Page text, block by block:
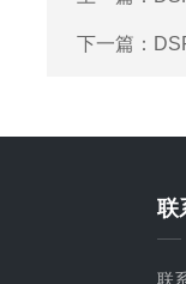
下一篇：
联
联